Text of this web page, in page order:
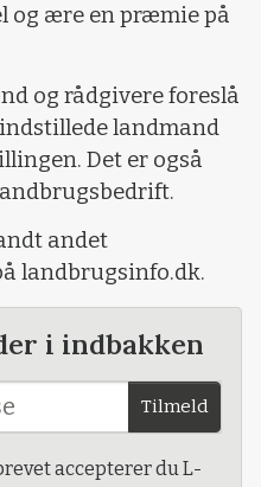
og ære en præmie på
og rådgivere foreslå
landmand
Det er også
andet
landbrugsinfo.dk.
i indbakken
Tilmeld
accepterer du L-